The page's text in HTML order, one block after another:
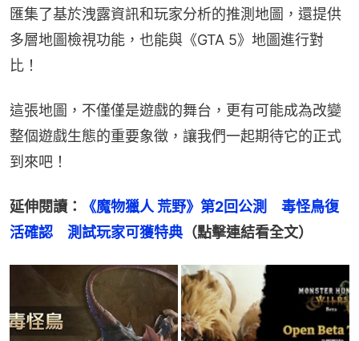
匯集了基於洩露資訊和玩家分析的推測地圖，還提供
多層地圖檢視功能，也能與《GTA 5》地圖進行對
比！
這張地圖，不僅僅是遊戲的舞台，更有可能成為改變
整個遊戲生態的重要象徵，讓我們一起期待它的正式
到來吧！
延伸閱讀：
《魔物獵人 荒野》第2回公測　毒怪鳥復
活確認　測試玩家可獲特典 （點擊連結看全文）